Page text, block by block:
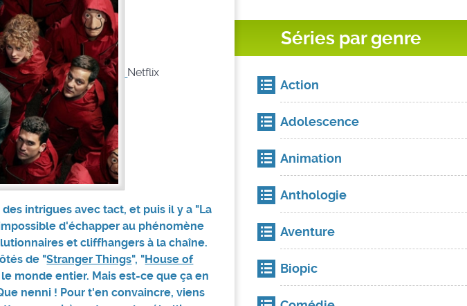
Netflix
intrigues avec tact, et puis il y a "La
d'échapper au phénomène
et cliffhangers à la chaîne.
de "Stranger Things", "House of
monde entier. Mais est-ce que ça en
nenni ! Pour t'en convaincre, viens
Séries par genre
Action
Adolescence
Animation
Anthologie
Aventure
Biopic